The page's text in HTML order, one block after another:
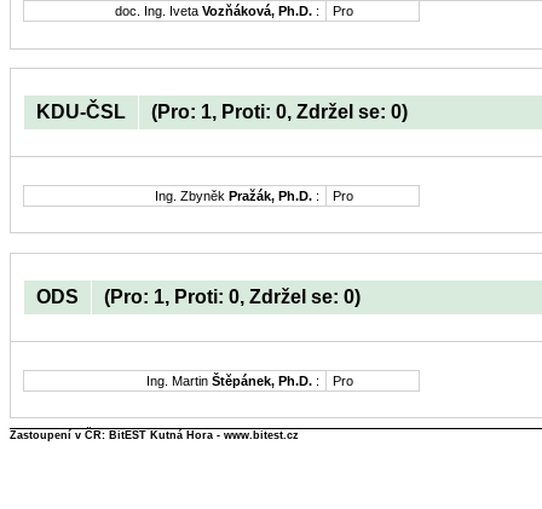
doc. Ing. Iveta Vozňáková, Ph.D. : Pro
KDU-ČSL (Pro: 1, Proti: 0, Zdržel se: 0)
Ing. Zbyněk Pražák, Ph.D. : Pro
ODS (Pro: 1, Proti: 0, Zdržel se: 0)
Ing. Martin Štěpánek, Ph.D. : Pro
Zastoupení v ČR: BitEST Kutná Hora - www.bitest.cz